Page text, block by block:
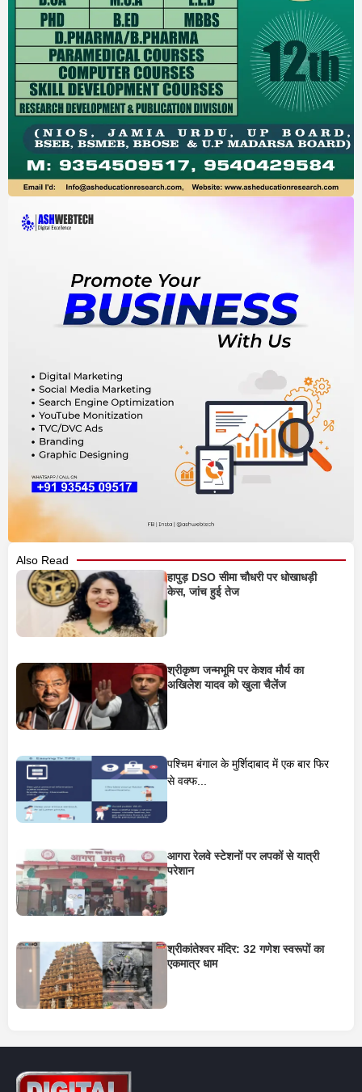
Also Read
हापुड़ DSO सीमा चौधरी पर धोखाधड़ी
केस, जांच हुई तेज
श्रीकृष्ण जन्मभूमि पर केशव मौर्य का
अखिलेश यादव को खुला चैलेंज
पश्चिम बंगाल के मुर्शिदाबाद में एक बार फिर
से वक्फ...
आगरा रेलवे स्टेशनों पर लपकों से यात्री
परेशान
श्रीकांतेश्वर मंदिर: 32 गणेश स्वरूपों का
एकमात्र धाम